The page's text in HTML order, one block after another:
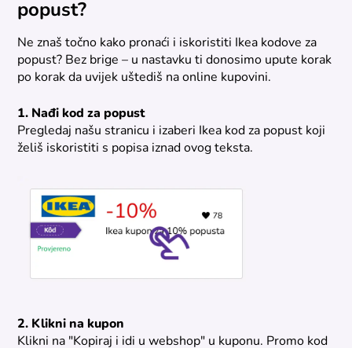
popust?
Ne znaš točno kako pronaći i iskoristiti Ikea kodove za
popust? Bez brige – u nastavku ti donosimo upute korak
po korak da uvijek uštediš na online kupovini.
1. Nađi kod za popust
Pregledaj našu stranicu i izaberi Ikea kod za popust koji
želiš iskoristiti s popisa iznad ovog teksta.
2. Klikni na kupon
Klikni na "Kopiraj i idi u webshop" u kuponu. Promo kod